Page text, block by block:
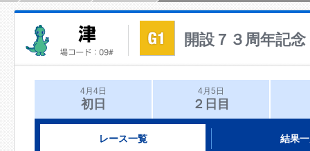
開設７３周年記
4月4日
初日
4月5日
２日目
レース一覧 結果